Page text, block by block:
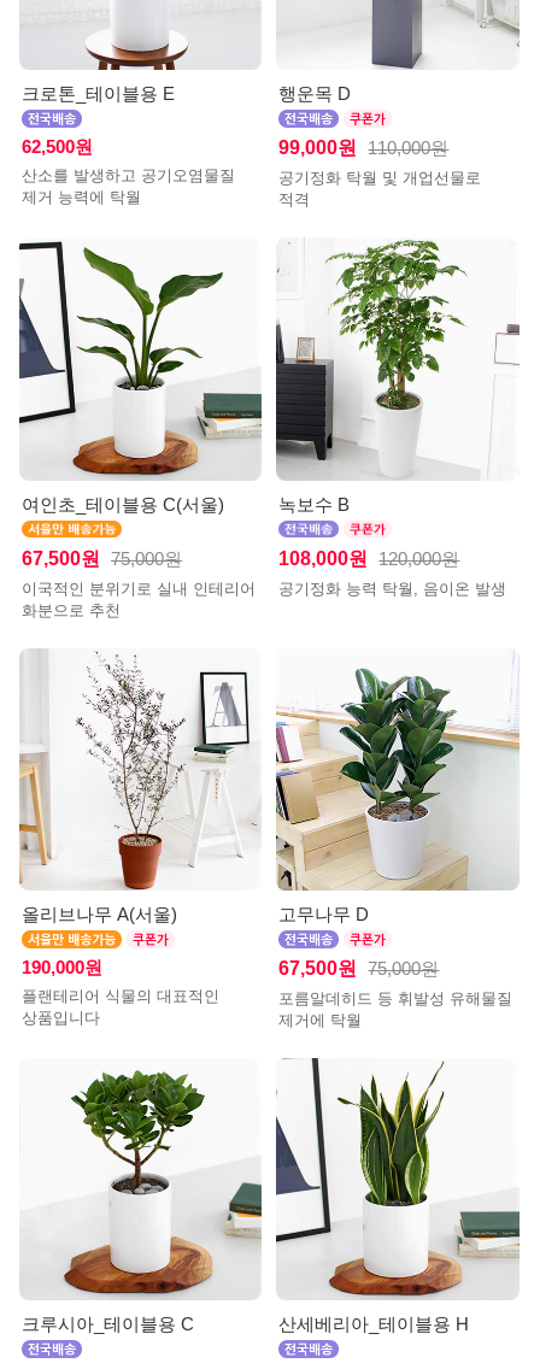
크로톤_테이블용 E
62,500원
산소를 발생하고 공기오염물질
제거 능력에 탁월
행운목 D
99,000원 110,000원
공기정화 탁월 및 개업선물로
적격
여인초_테이블용 C(서울)
67,500원 75,000원
이국적인 분위기로 실내 인테리어
화분으로 추천
녹보수 B
108,000원 120,000원
공기정화 능력 탁월, 음이온 발생
올리브나무 A(서울)
190,000원
플랜테리어 식물의 대표적인
상품입니다
고무나무 D
67,500원 75,000원
포름알데히드 등 휘발성 유해물질
제거에 탁월
크루시아_테이블용 C 산세베리아_테이블용 H